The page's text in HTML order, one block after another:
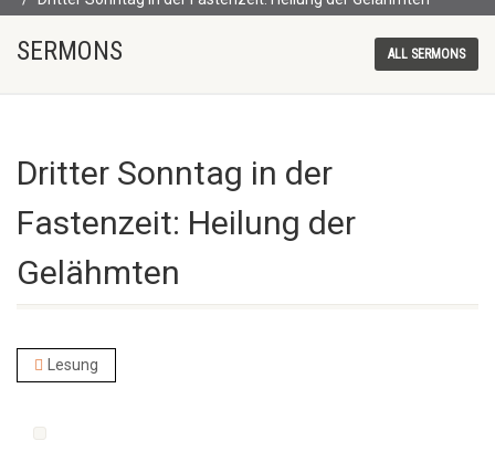
SERMONS ALL SERMONS
Dritter Sonntag in der
Fastenzeit: Heilung der
Gelähmten
Lesung